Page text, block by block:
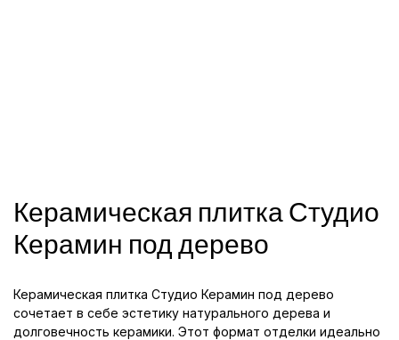
Керамическая плитка Студио
Керамин под дерево
Керамическая плитка Студио Керамин под дерево
сочетает в себе эстетику натурального дерева и
долговечность керамики. Этот формат отделки идеально